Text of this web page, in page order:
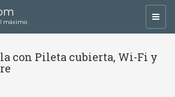
máximo
con Pileta cubierta, Wi-Fi y